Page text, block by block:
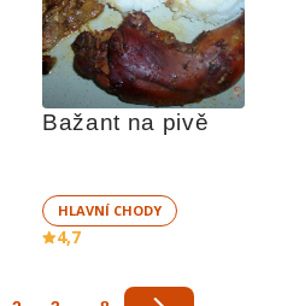
Bažant na pivě
HLAVNÍ CHODY
4,7